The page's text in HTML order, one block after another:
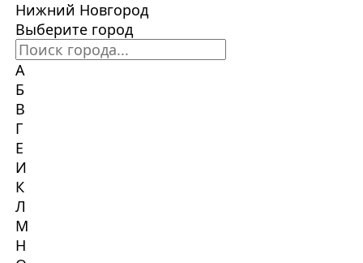
Нижний Новгород
Выберите город
А
Б
В
Г
Е
И
К
Л
М
Н